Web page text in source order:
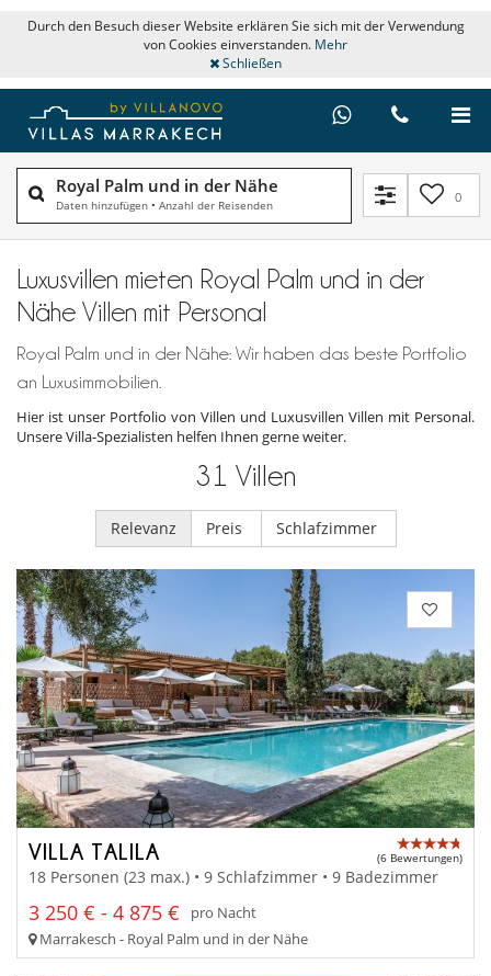
Durch den Besuch dieser Website erklären Sie sich mit der Verwendung
von Cookies einverstanden. Mehr
Schließen
Royal Palm und in der Nähe
Daten hinzufügen • Anzahl der Reisenden 0
Luxusvillen mieten Royal Palm und in der
Nähe Villen mit Personal
Royal Palm und in der Nähe: Wir haben das beste Portfolio
an Luxusimmobilien.
Hier ist unser Portfolio von Villen und Luxusvillen Villen mit Personal.
Unsere Villa-Spezialisten helfen Ihnen gerne weiter.
31 Villen
Relevanz Preis Schlafzimmer
VILLA TALILA (6 Bewertungen)
18 Personen (23 max.) • 9 Schlafzimmer • 9 Badezimmer
3 250 € - 4 875 €
pro Nacht
Marrakesch - Royal Palm und in der Nähe